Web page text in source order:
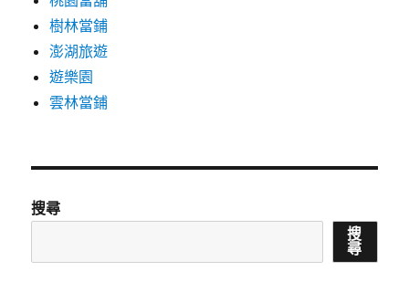
樹林當鋪
澎湖旅遊
遊樂園
雲林當鋪
搜尋
搜
尋